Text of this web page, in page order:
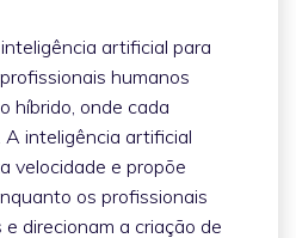
artificial para
humanos
híbrido, onde cada
A inteligência artificial
velocidade e propõe
os profissionais
direcionam a criação de